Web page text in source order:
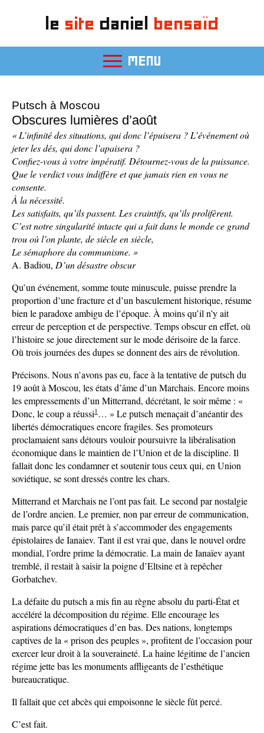
le site daniel bensaïd
MENU
Putsch à Moscou
Obscures lumières d’août
« L’infinité des situations, qui donc l’épuisera ? L’événement où
jeter les dés, qui donc l’apaisera ?
Confiez-vous à votre impératif. Détournez-vous de la puissance.
Que le verdict vous indiffère et que jamais rien en vous ne
consente.
À la nécessité.
Les satisfaits, qu’ils passent. Les craintifs, qu’ils prolifèrent.
C’est notre singularité intacte qui a fait dans le monde ce grand
trou où l’on plante, de siècle en siècle,
Le sémaphore du communisme. »
A. Badiou, D’un désastre obscur
Qu’un événement, somme toute minuscule, puisse prendre la
proportion d’une fracture et d’un basculement historique, résume
bien le paradoxe ambigu de l’époque. À moins qu’il n’y ait
erreur de perception et de perspective. Temps obscur en effet, où
l’histoire se joue directement sur le mode dérisoire de la farce.
Où trois journées des dupes se donnent des airs de révolution.
Précisons. Nous n’avons pas eu, face à la tentative de putsch du
19 août à Moscou, les états d’âme d’un Marchais. Encore moins
les empressements d’un Mitterrand, décrétant, le soir même : «
Donc, le coup a réussi1 … » Le putsch menaçait d’anéantir des
libertés démocratiques encore fragiles. Ses promoteurs
proclamaient sans détours vouloir poursuivre la libéralisation
économique dans le maintien de l’Union et de la discipline. Il
fallait donc les condamner et soutenir tous ceux qui, en Union
soviétique, se sont dressés contre les chars.
Mitterrand et Marchais ne l’ont pas fait. Le second par nostalgie
de l’ordre ancien. Le premier, non par erreur de communication,
mais parce qu’il était prêt à s’accommoder des engagements
épistolaires de Ianaiev. Tant il est vrai que, dans le nouvel ordre
mondial, l’ordre prime la démocratie. La main de Ianaïev ayant
tremblé, il restait à saisir la poigne d’Eltsine et à repêcher
Gorbatchev.
La défaite du putsch a mis fin au règne absolu du parti-État et
accéléré la décomposition du régime. Elle encourage les
aspirations démocratiques d’en bas. Des nations, longtemps
captives de la « prison des peuples », profitent de l’occasion pour
exercer leur droit à la souveraineté. La haine légitime de l’ancien
régime jette bas les monuments affligeants de l’esthétique
bureaucratique.
Il fallait que cet abcès qui empoisonne le siècle fût percé.
C’est fait.